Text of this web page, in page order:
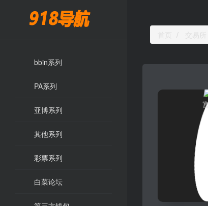
bbin系列
PA系列
亚博系列
其他系列
彩票系列
白菜论坛
交易所